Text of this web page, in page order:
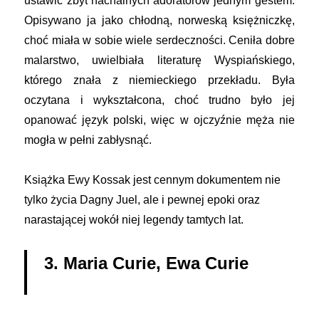
Opisywano ja jako chłodną, norweską księżniczkę,
choć miała w sobie wiele serdeczności. Ceniła dobre
malarstwo, uwielbiała literaturę Wyspiańskiego,
którego znała z niemieckiego przekładu. Była
oczytana i wykształcona, choć trudno było jej
opanować język polski, więc w ojczyźnie męża nie
mogła w pełni zabłysnąć.
Książka Ewy Kossak jest cennym dokumentem nie
tylko życia Dagny Juel, ale i pewnej epoki oraz
narastającej wokół niej legendy tamtych lat.
3. Maria Curie, Ewa Curie